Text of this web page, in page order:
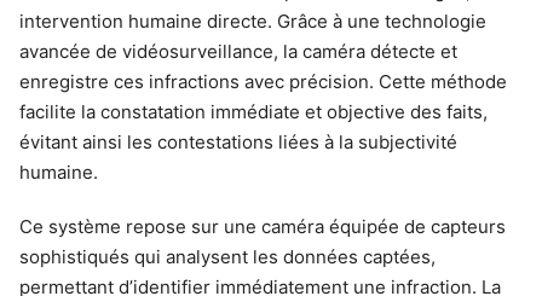
intervention humaine directe. Grâce à une technologie
avancée de vidéosurveillance, la caméra détecte et
enregistre ces infractions avec précision. Cette méthode
facilite la constatation immédiate et objective des faits,
évitant ainsi les contestations liées à la subjectivité
humaine.
Ce système repose sur une caméra équipée de capteurs
sophistiqués qui analysent les données captées,
permettant d’identifier immédiatement une infraction. La